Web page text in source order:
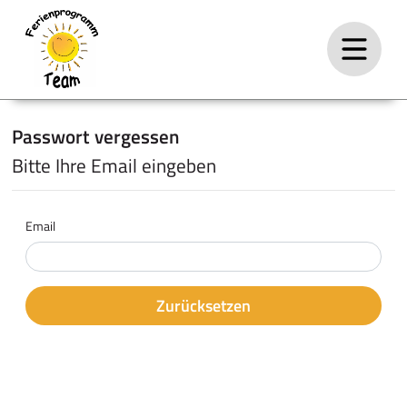
Passwort vergessen
Bitte Ihre Email eingeben
Email
Zurücksetzen